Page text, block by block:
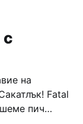
Fatal